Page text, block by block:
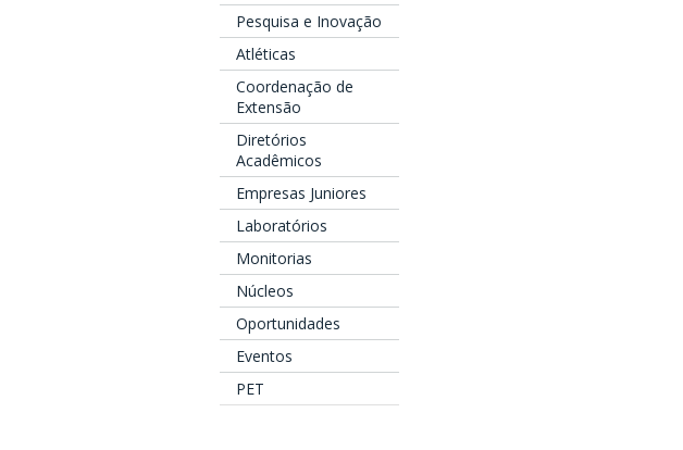
Pesquisa e Inovação
Atléticas
Coordenação de
Extensão
Diretórios
Acadêmicos
Empresas Juniores
Laboratórios
Monitorias
Núcleos
Oportunidades
Eventos
PET